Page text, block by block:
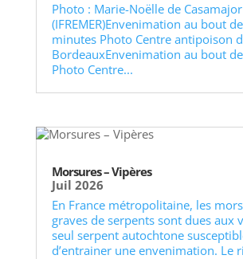
Photo : Marie-Noëlle de Casamajor
(IFREMER)Envenimation au bout
minutes Photo Centre antipoison
BordeauxEnvenimation au bout
Photo Centre...
Morsures – Vipères
Juil 2026
En France métropolitaine, les
graves de serpents sont dues aux
seul serpent autochtone
d’entrainer une envenimation. Le